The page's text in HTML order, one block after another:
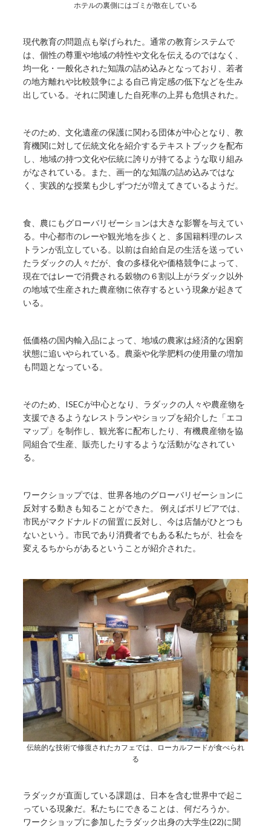
ホテルの裏側にはゴミが散在している
現代教育の問題点も挙げられた。通常の教育システムで
は、個性の尊重や地域の特性や文化を伝えるのではなく、
均一化・一般化された知識の詰め込みとなっており、若者
の地方離れや比較競争による自己肯定感の低下などを生み
出している。それに関連した自死率の上昇も危惧された。
そのため、文化遺産の保護に関わる団体が中心となり、教
育機関に対して伝統文化を紹介するテキストブックを配布
し、地域の持つ文化や伝統に誇りが持てるような取り組み
がなされている。また、画一的な知識の詰め込みではな
く、実践的な授業も少しずつだが増えてきているようだ。
食、農にもグローバリゼーションは大きな影響を与えてい
る。中心都市のレーや観光地を歩くと、多国籍料理のレス
トランが乱立している。以前は自給自足の生活を送ってい
たラダックの人々だが、食の多様化や価格競争によって、
現在ではレーで消費される穀物の６割以上がラダック以外
の地域で生産された農産物に依存するという現象が起きて
いる。
低価格の国内輸入品によって、地域の農家は経済的な困窮
状態に追いやられている。農薬や化学肥料の使用量の増加
も問題となっている。
そのため、ISECが中心となり、ラダックの人々や農産物を
支援できるようなレストランやショップを紹介した「エコ
マップ」を制作し、観光客に配布したり、有機農産物を協
同組合で生産、販売したりするような活動がなされてい
る。
ワークショップでは、世界各地のグローバリゼーションに
反対する動きも知ることができた。 例えばボリビアでは、
市民がマクドナルドの留置に反対し、今は店舗がひとつも
ないという。市民であり消費者でもある私たちが、社会を
変えるちからがあるということが紹介された。
伝統的な技術で修復されたカフェでは、ローカルフードが食べられ
る
ラダックが直面している課題は、日本を含む世界中で起こ
っている現象だ。私たちにできることは、何だろうか。
ワークショップに参加したラダック出身の大学生(22)に聞